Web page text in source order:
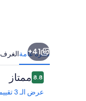
41+
نظرة عامةالغرف
التقييمات
8.88.8 من 10ممتاز
عرض الـ 3 تقييمات بأكملها